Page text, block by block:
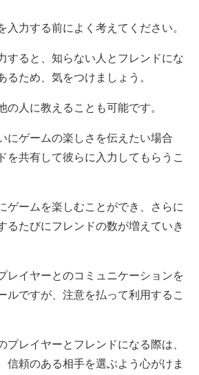
入力する前によく考えてください。
すると、知らない人とフレンドにな
るため、気をつけましょう。
の人に教えることも可能です。
にゲームの楽しさを伝えたい場合
を共有して彼らに入力してもらうこ
ゲームを楽しむことができ、さらに
るたびにフレンドの数が増えていき
レイヤーとのコミュニケーションを
ルですが、注意を払って利用するこ
プレイヤーとフレンドになる際は、
信頼のある相手を選ぶよう心がけま